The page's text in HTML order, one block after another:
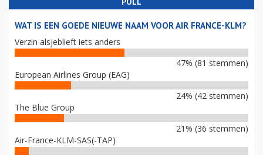
WAT IS EEN GOEDE NIEUWE NAAM VOOR AIR FRANCE-KLM?
Verzin alsjeblieft iets anders
47% (81 stemmen)
European Airlines Group (EAG)
24% (42 stemmen)
The Blue Group
21% (36 stemmen)
Air-France-KLM-SAS(-TAP)